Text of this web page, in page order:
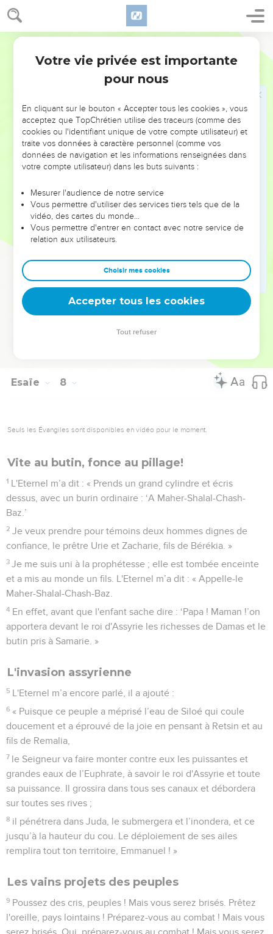
Esaïe 7
Ce jour-là, l'Eternel sifflera les mouches qui sont dans le
delta du Nil en Egypte et les abeilles qui se trouvent en
Assyrie.
Elles viendront et se poseront toutes dans les pentes
abruptes des torrents et les fentes des rochers, sur tous les
buissons et les pâturages.
» Ce jour-là, à l’aide d’un rasoir loué de l’autre côté de
l’Euphrate, à l’aide du roi d'Assyrie, le Seigneur rasera la tête
et les poils des jambes ; il coupera même la barbe.
Il arrivera, ce jour-là, que chacun élèvera une jeune vache
et deux brebis.
lait caillé. Oui, c'est de lait caillé et de miel que se nourriront
toutes les personnes restées dans le pays.
» Ce jour-là, tout endroit où il y aura 1000 ceps de vigne
d’une valeur de 1000 pièces d'argent sera livré aux ronces et
aux buissons épineux :
on y viendra muni de flèches et d’un arc, car tout le pays
ne sera que ronces et buissons épineux.
Aucune des montagnes que l'on cultivait avec la bêche ne
sera plus fréquentée, par crainte des ronces et des buissons
Esaïe 8
Seuls les Évangiles sont disponibles en vidéo pour le moment.
Vite au butin, fonce au pillage!
1 L'Eternel m’a dit : « Prends un grand cylindre et écris
dessus, avec un burin ordinaire : ‘A Maher-Shalal-Chash-
Baz.’
2 Je veux prendre pour témoins deux hommes dignes de
confiance, le prêtre Urie et Zacharie, fils de Bérékia. »
3 Je me suis uni à la prophétesse ; elle est tombée enceinte
et a mis au monde un fils. L'Eternel m’a dit : « Appelle-le
Maher-Shalal-Chash-Baz.
4 En effet, avant que l'enfant sache dire : ‘Papa ! Maman !’on
apportera devant le roi d'Assyrie les richesses de Damas et le
butin pris à Samarie. »
L'invasion assyrienne
5 L'Eternel m’a encore parlé, il a ajouté :
6 « Puisque ce peuple a méprisé l’eau de Siloé qui coule
doucement et a éprouvé de la joie en pensant à Retsin et au
fils de Remalia,
7 le Seigneur va faire monter contre eux les puissantes et
grandes eaux de l’Euphrate, à savoir le roi d'Assyrie et toute
sa puissance. Il grossira dans tous ses canaux et débordera
sur toutes ses rives ;
8 il pénétrera dans Juda, le submergera et l’inondera, et ce
jusqu’à la hauteur du cou. Le déploiement de ses ailes
remplira tout ton territoire, Emmanuel ! »
Les vains projets des peuples
9 Poussez des cris, peuples ! Mais vous serez brisés. Prêtez
l'oreille, pays lointains ! Préparez-vous au combat ! Mais vous
serez brisés. Oui, préparez-vous au combat ! Mais vous serez
Votre vie privée est importante
pour nous
En cliquant sur le bouton « Accepter tous les cookies », vous
acceptez que TopChrétien utilise des traceurs (comme des
cookies ou l'identifiant unique de votre compte utilisateur) et
traite vos données à caractère personnel (comme vos
données de navigation et les informations renseignées dans
votre compte utilisateur) dans les buts suivants :
Mesurer l'audience de notre service
Vous permettre d'utiliser des services tiers tels que de la
vidéo, des cartes du monde…
Vous permettre d'entrer en contact avec notre service de
relation aux utilisateurs.
Choisir mes cookies
Accepter tous les cookies
Tout refuser